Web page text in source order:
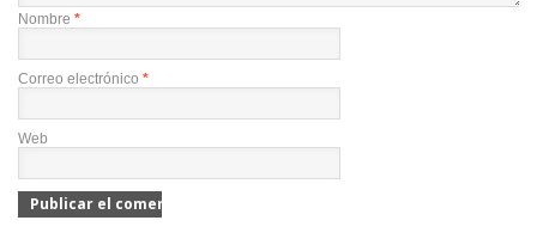
Nombre *
Correo electrónico *
Web